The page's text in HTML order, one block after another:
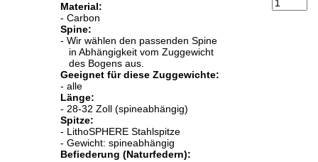
Material:
- Carbon
Spine:
- Wir wählen den passenden Spine
in Abhängigkeit vom Zuggewicht
des Bogens aus.
Geeignet für diese Zuggewichte:
- alle
Länge:
- 28-32 Zoll (spineabhängig)
Spitze:
- LithoSPHERE Stahlspitze
- Gewicht: spineabhängig
Befiederung (Naturfedern):